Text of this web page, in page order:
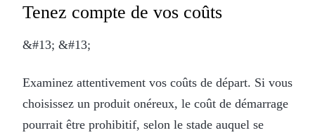
Tenez compte de vos coûts
&#13; &#13;
Examinez attentivement vos coûts de départ. Si vous
choisissez un produit onéreux, le coût de démarrage
pourrait être prohibitif, selon le stade auquel se